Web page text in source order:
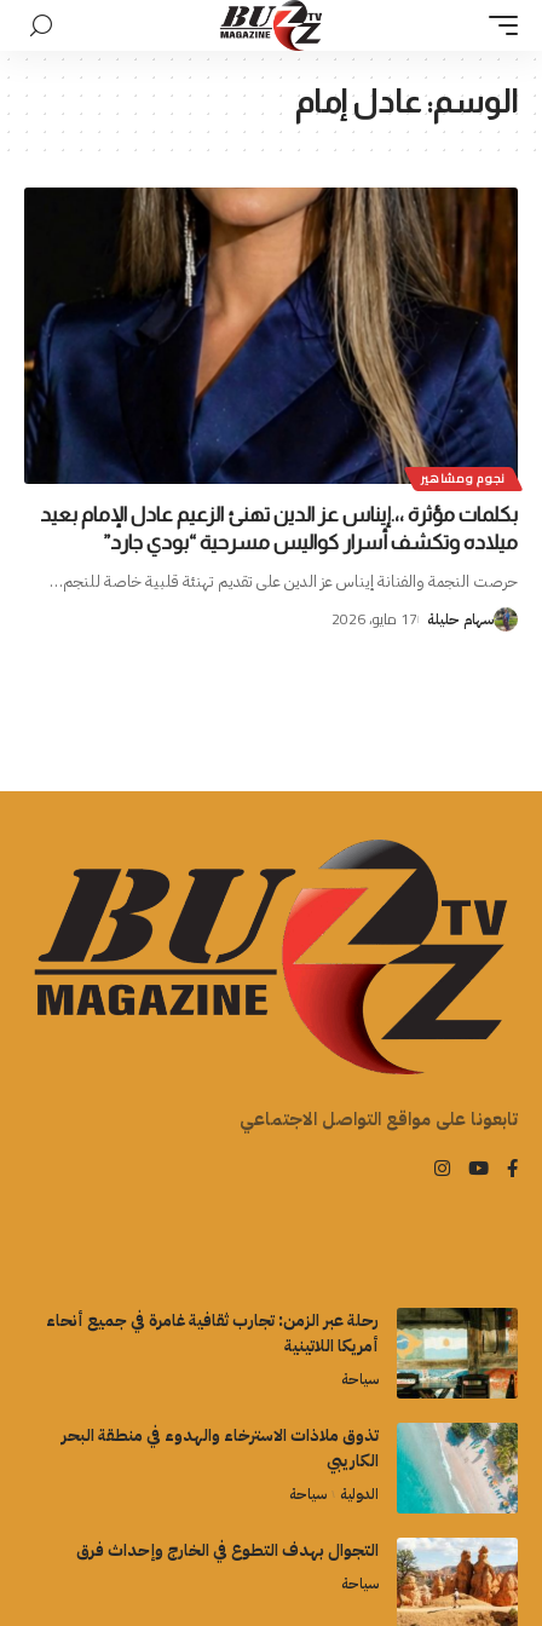
الوسم:عادل إمام
نجوم ومشاهير
بكلمات مؤثرة ،،.إيناس عز الدين تهنئ الزعيم عادل الإمام بعيد
ميلاده وتكشف أسرار كواليس مسرحية “بودي جارد”
حرصت النجمة والفنانة إيناس عز الدين على تقديم تهنئة قلبية خاصة للنجم…
سهام حليلة 17 مايو، 2026
تابعونا على مواقع التواصل الاجتماعي
رحلة عبر الزمن: تجارب ثقافية غامرة في جميع أنحاء
أمريكا اللاتينية
سياحة
تذوق ملاذات الاسترخاء والهدوء في منطقة البحر
الكاريبي
الدولية سياحة
التجوال بهدف التطوع في الخارج وإحداث فرق
سياحة